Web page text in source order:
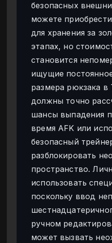
безопасных
можете
для хранения за
этапах, но
становится
ищущие
размера рюкзака в
должны точно
шансы выпадения
время AFK или
безопасный
разблокировать
пространство.
использовать
поскольку ввод
ручном
может вызвать